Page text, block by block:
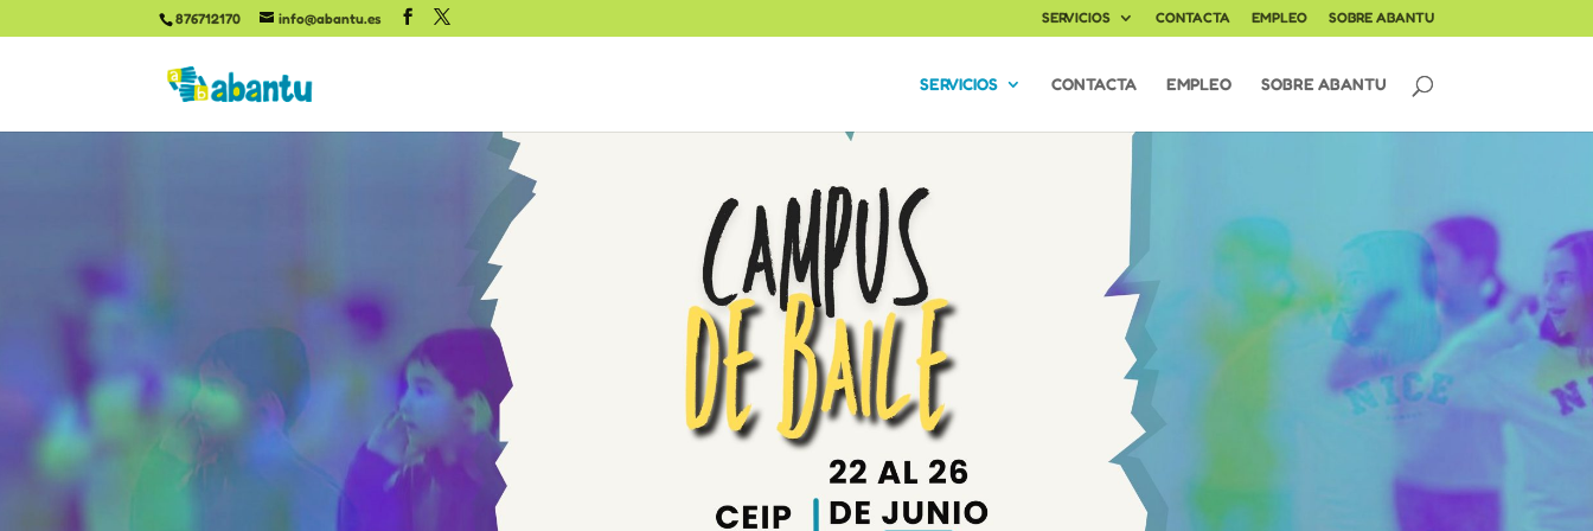
876712170 info@abantu.es SERVICIOS CONTACTA EMPLEO SOBRE ABANTU
SERVICIOS CONTACTA EMPLEO SOBRE ABANTU